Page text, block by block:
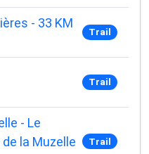
- 33 KM
Trail
Trail
- Le
la Muzelle
Trail